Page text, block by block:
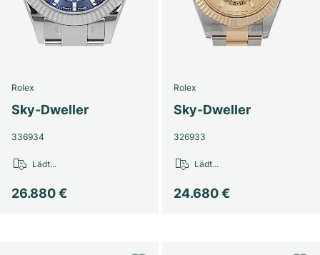
Rolex
Sky-Dweller
336934
26.880 €
Lädt...
Rolex
Sky-Dweller
326933
24.680 €
Lädt...